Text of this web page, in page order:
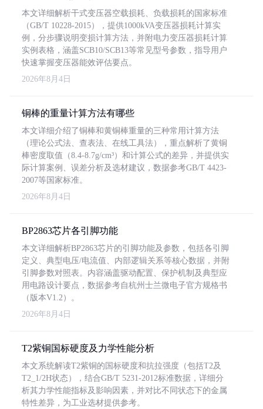
本文详细解析干式变压器空载损耗、负载损耗的国家标准
（GB/T 10228-2015），提供1000kVA变压器损耗计算实
例，分步骤说明变损计算方法，并附电力变压器损耗计算
实例表格，涵盖SCB10/SCB13等常见型号参数，指导用户
快速掌握变压器能效评估要点。
2026年8月4日
铜棒的重量计算方法有哪些
本文详细介绍了铜棒和黄铜棒重量的三种常用计算方法
（理论公式法、查表法、在线工具法），重点解析了黄铜
棒密度取值（8.4-8.7g/cm³）和计算公式的差异，并提供实
际计算案例、误差分析及选材建议，数据参考GB/T 4423-
2007等国家标准。
2026年8月4日
BP2863芯片各引脚功能
本文详细解析BP2863芯片的引脚功能及参数，包括各引脚
定义、典型电压/电流值、内部逻辑关系等核心数据，并附
引脚参数对照表。内容涵盖驱动配置、保护机制及典型应
用电路设计要点，数据参考自杭州士兰微电子官方规格书
（版本V1.2）。
2026年8月4日
T2紫铜国标硬度及力学性能分析
本文系统解读T2紫铜的国标硬度和抗拉强度（包括T2及
T2_1/2H状态），结合GB/T 5231-2012标准数据，详细分
析其力学性能指标及影响因素，并对比不同状态下的金属
特性差异，为工业选材提供参考。